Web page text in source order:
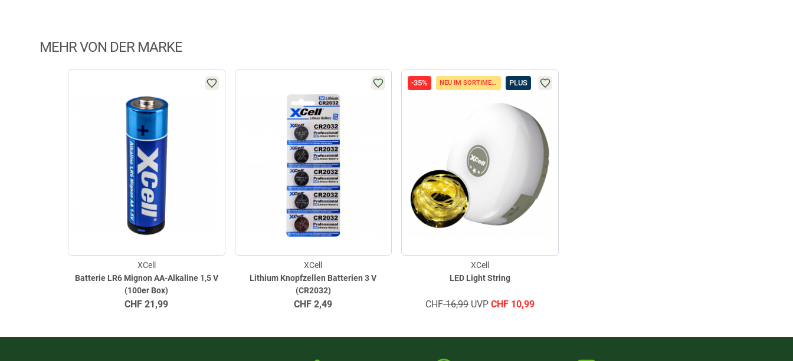
MEHR VON DER MARKE
Batterie LR6 Mignon AA-Alkaline 1,5 V
(100er Box)
XCell
CHF 21,99
Lithium Knopfzellen Batterien 3 V
(CR2032)
XCell
CHF 2,49
-35% NEU IM SORTIMENT PLUS
LED Light String
XCell
CHF16,99UVP CHF10,99